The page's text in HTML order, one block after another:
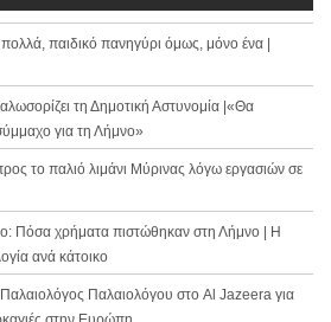
παιδικό πανηγύρι όμως, μόνο ένα |
τη Δημοτική Αστυνομία |«Θα
για τη Λήμνο»
το παλιό λιμάνι Μύρινας λόγω εργασιών σε
Πόσα χρήματα πιστώθηκαν στη Λήμνο | Η
ανά κάτοικο
Παλαιολόγου στο Al Jazeera για